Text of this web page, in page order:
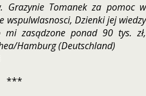
Grazynie Tomanek za pomoc w
wspulwlasnosci, Dzienki jej wiedzy
mi zasądzone ponad 90 tys. zł,
Hamburg (Deutschland)
***